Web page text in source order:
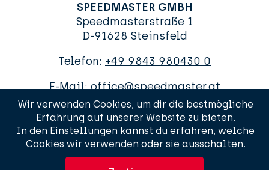
SPEEDMASTER GMBH
Speedmasterstraße 1
D-91628 Steinsfeld
Telefon: +49 9843 980430 0
E-Mail:office@speedmaster.at
Wir verwenden Cookies, um dir die bestmögliche
Erfahrung auf unserer Website zu bieten.
In den Einstellungen kannst du erfahren, welche
Cookies wir verwenden oder sie ausschalten.